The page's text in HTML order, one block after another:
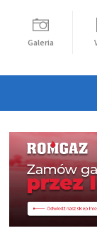
Galeria